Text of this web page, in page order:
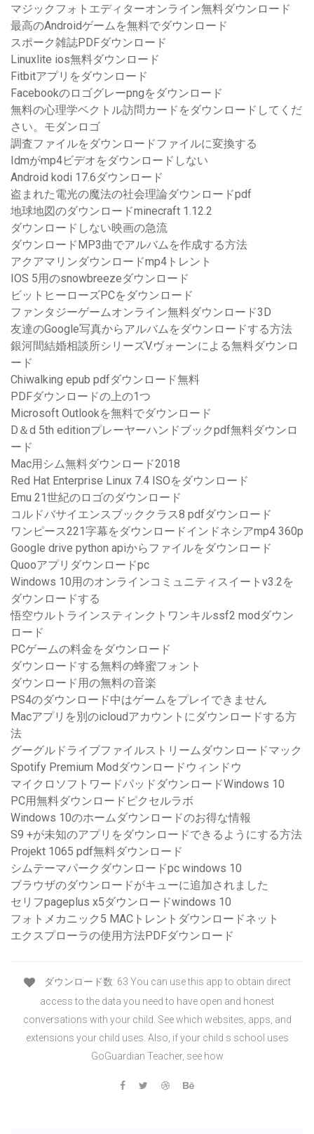
マジックフォトエディターオンライン無料ダウンロード
最高のAndroidゲームを無料でダウンロード
スポーク雑誌PDFダウンロード
Linuxlite ios無料ダウンロード
Fitbitアプリをダウンロード
Facebookのロゴグレーpngをダウンロード
無料の心理学ベクトル訪問カードをダウンロードしてくだ
さい。モダンロゴ
調査ファイルをダウンロードファイルに変換する
Idmがmp4ビデオをダウンロードしない
Android kodi 17.6ダウンロード
盗まれた電光の魔法の社会理論ダウンロードpdf
地球地図のダウンロードminecraft 1.12.2
ダウンロードしない映画の急流
ダウンロードMP3曲でアルバムを作成する方法
アクアマリンダウンロードmp4トレント
IOS 5用のsnowbreezeダウンロード
ビットヒーローズPCをダウンロード
ファンタジーゲームオンライン無料ダウンロード3D
友達のGoogle写真からアルバムをダウンロードする方法
銀河間結婚相談所シリーズV.ヴォーンによる無料ダウンロ
ード
Chiwalking epub pdfダウンロード無料
PDFダウンロードの上の1つ
Microsoft Outlookを無料でダウンロード
D＆d 5th editionプレーヤーハンドブックpdf無料ダウンロ
ード
Mac用シム無料ダウンロード2018
Red Hat Enterprise Linux 7.4 ISOをダウンロード
Emu 21世紀のロゴのダウンロード
コルドバサイエンスブッククラス8 pdfダウンロード
ワンピース221字幕をダウンロードインドネシアmp4 360p
Google drive python apiからファイルをダウンロード
Quooアプリダウンロードpc
Windows 10用のオンラインコミュニティスイートv3.2を
ダウンロードする
悟空ウルトラインスティンクトワンキルssf2 modダウン
ロード
PCゲームの料金をダウンロード
ダウンロードする無料の蜂蜜フォント
ダウンロード用の無料の音楽
PS4のダウンロード中はゲームをプレイできません
Macアプリを別のicloudアカウントにダウンロードする方
法
グーグルドライブファイルストリームダウンロードマック
Spotify Premium Modダウンロードウィンドウ
マイクロソフトワードパッドダウンロードWindows 10
PC用無料ダウンロードピクセルラボ
Windows 10のホームダウンロードのお得な情報
S9 +が未知のアプリをダウンロードできるようにする方法
Projekt 1065 pdf無料ダウンロード
シムテーマパークダウンロードpc windows 10
ブラウザのダウンロードがキューに追加されました
セリフpageplus x5ダウンロードwindows 10
フォトメカニック5 MACトレントダウンロードネット
エクスプローラの使用方法PDFダウンロード
ダウンロード数: 63 You can use this app to obtain direct
access to the data you need to have open and honest
conversations with your child. See which websites, apps, and
extensions your child uses. Also, if your child s school uses
GoGuardian Teacher, see how